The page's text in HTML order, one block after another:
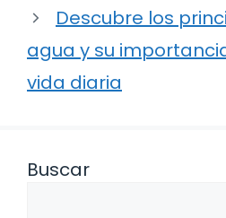
Descubre los
agua y su
vida diaria
Buscar